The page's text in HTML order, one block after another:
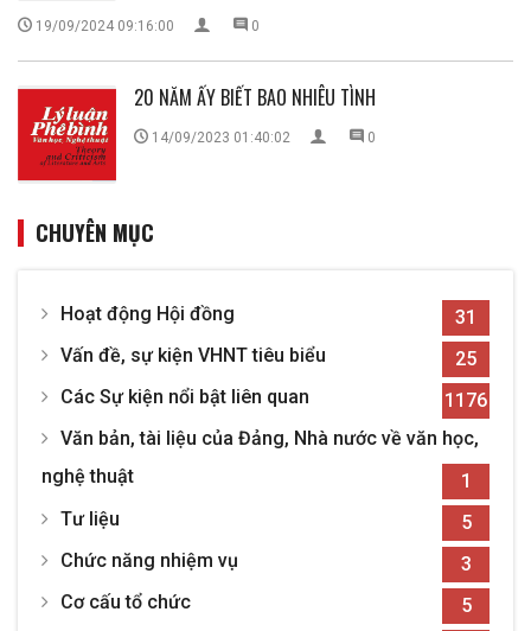
19/09/2024 09:16:00 0
20 NĂM ẤY BIẾT BAO NHIÊU TÌNH
14/09/2023 01:40:02 0
CHUYÊN MỤC
Hoạt động Hội đồng
31
Vấn đề, sự kiện VHNT tiêu biểu
25
Các Sự kiện nổi bật liên quan
1176
Văn bản, tài liệu của Đảng, Nhà nước về văn học,
nghệ thuật
1
Tư liệu
5
Chức năng nhiệm vụ
3
Cơ cấu tổ chức
5